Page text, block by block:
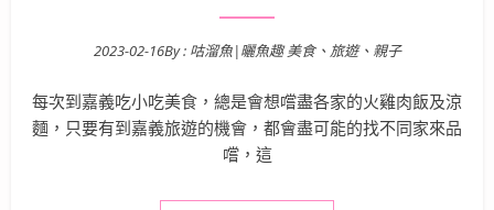
Posted on
2023-02-16By : 咕溜魚|曬魚趣 美食、旅遊、親子
每次到嘉義吃小吃美食，總是會想嚐盡各家的火雞肉飯及涼
麵，只要有到嘉義旅遊的機會，都會盡可能的找不同家來品
嚐，這